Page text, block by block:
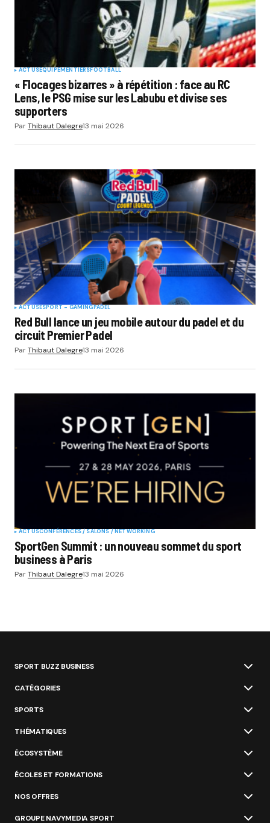
ACTUSEQUIPEMENTIERSFOOTBALL
« Flocages bizarres » à répétition : face au RC
Lens, le PSG mise sur les Labubu et divise ses
supporters
ParThibaut Dalegre13 mai 2026
ACTUSESPORT - GAMINGPADEL
Red Bull lance un jeu mobile autour du padel et du
circuit Premier Padel
ParThibaut Dalegre13 mai 2026
ACTUSCONFÉRENCES / SALONS / NETWORKING
SportGen Summit : un nouveau sommet du sport
business à Paris
ParThibaut Dalegre13 mai 2026
SPORT BUZZ BUSINESS
CATÉGORIES
SPORTS
THÉMATIQUES
ÉCOSYSTÈME
ÉCOLES ET FORMATIONS
NOS OFFRES
GROUPE NAVYMEDIA SPORT